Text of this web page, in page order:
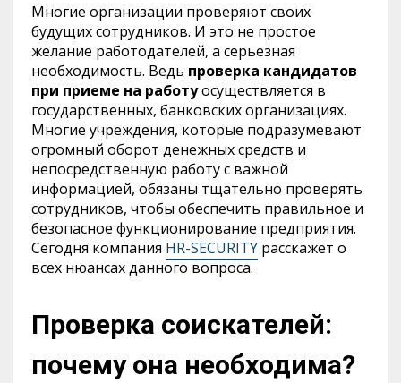
Многие организации проверяют своих
будущих сотрудников. И это не простое
желание работодателей, а серьезная
необходимость. Ведь проверка кандидатов
при приеме на работуосуществляется в
государственных, банковских организациях.
Многие учреждения, которые подразумевают
огромный оборот денежных средств и
непосредственную работу с важной
информацией, обязаны тщательно проверять
сотрудников, чтобы обеспечить правильное и
безопасное функционирование предприятия.
Сегодня компания HR-SECURITY расскажет о
всех нюансах данного вопроса.
Проверка соискателей:
почему она необходима?